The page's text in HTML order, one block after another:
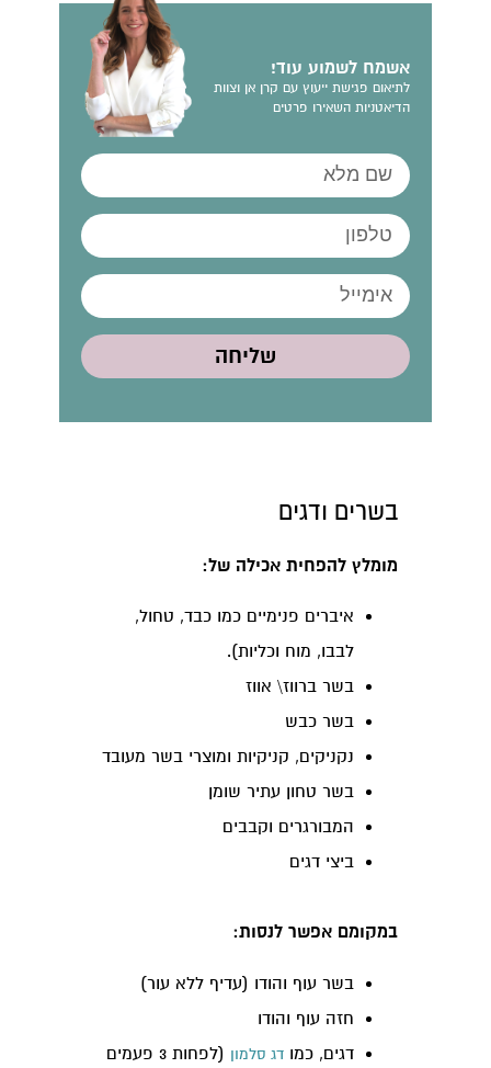
אשמח לשמוע עוד!
לתיאום פגישת ייעוץ עם קרן אן וצוות
הדיאטניות השאירו פרטים
שליחה
בשרים ודגים
מומלץ להפחית אכילה של:
איברים פנימיים כמו כבד, טחול,
לבבו, מוח וכליות).
בשר ברווז\ אווז
בשר כבש
נקניקים, קניקיות ומוצרי בשר מעובד
בשר טחון עתיר שומן
המבורגרים וקבבים
ביצי דגים
במקומם אפשר לנסות:
בשר עוף והודו (עדיף ללא עור)
חזה עוף והודו
דגים, כמודג סלמון
(לפחות 3 פעמים